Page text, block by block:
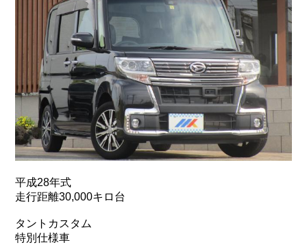
平成28年式
走行距離30,000キロ台
タントカスタム
特別仕様車